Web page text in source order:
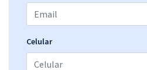
Celular